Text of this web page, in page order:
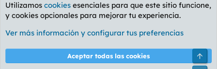
Etiquetas
Cookies
PL OLDSTYLE AMARILLO
Términos y reglas Política de privacidad Ayuda
Utilizamos cookies esenciales para que este sitio funcione,
y cookies opcionales para mejorar tu experiencia.
Ver más información y configurar tus preferencias
Aceptar todas las cookies